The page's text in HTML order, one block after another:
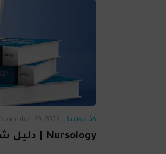
كتب طبية -
November 29, 2025
Nursology | دليل شامل لعلم التمريض